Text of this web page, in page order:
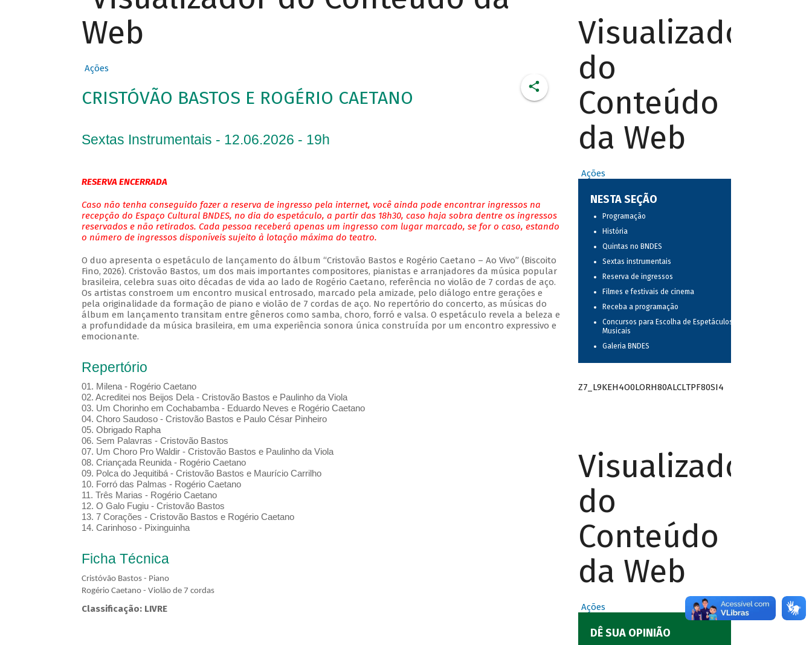
Web
Ações
CRISTÓVÃO BASTOS E ROGÉRIO CAETANO
Sextas Instrumentais - 12.06.2026 - 19h
RESERVA ENCERRADA
Caso não tenha conseguido fazer a reserva de ingresso pela internet, você ainda pode encontrar ingressos na
recepção do Espaço Cultural BNDES, no dia do espetáculo, a partir das 18h30, caso haja sobra dentre os ingressos
reservados e não retirados. Cada pessoa receberá apenas um ingresso com lugar marcado, se for o caso, estando
o número de ingressos disponíveis sujeito à lotação máxima do teatro.
O duo apresenta o espetáculo de lançamento do álbum “Cristovão Bastos e Rogério Caetano – Ao Vivo” (Biscoito
Fino, 2026). Cristovão Bastos, um dos mais importantes compositores, pianistas e arranjadores da música popular
brasileira, celebra suas oito décadas de vida ao lado de Rogério Caetano, referência no violão de 7 cordas de aço.
Os artistas constroem um encontro musical entrosado, marcado pela amizade, pelo diálogo entre gerações e
pela originalidade da formação de piano e violão de 7 cordas de aço. No repertório do concerto, as músicas do
álbum em lançamento transitam entre gêneros como samba, choro, forró e valsa. O espetáculo revela a beleza e
a profundidade da música brasileira, em uma experiência sonora única construída por um encontro expressivo e
emocionante.
Repertório
01. Milena - Rogério Caetano
02. Acreditei nos Beijos Dela - Cristovão Bastos e Paulinho da Viola
03. Um Chorinho em Cochabamba - Eduardo Neves e Rogério Caetano
04. Choro Saudoso - Cristovão Bastos e Paulo César Pinheiro
05. Obrigado Rapha
06. Sem Palavras - Cristovão Bastos
07. Um Choro Pro Waldir - Cristovão Bastos e Paulinho da Viola
08. Criançada Reunida - Rogério Caetano
09. Polca do Jequitibá - Cristovão Bastos e Maurício Carrilho
10. Forró das Palmas - Rogério Caetano
11. Três Marias - Rogério Caetano
12. O Galo Fugiu - Cristovão Bastos
13. 7 Corações - Cristovão Bastos e Rogério Caetano
14. Carinhoso - Pixinguinha
Ficha Técnica
Cristóvão Bastos - Piano
Rogério Caetano - Violão de 7 cordas
Classificação: LIVRE
Visualizador
do
Conteúdo
da Web
Ações
NESTA SEÇÃO
Programação
História
Quintas no BNDES
Sextas instrumentais
Reserva de ingressos
Filmes e festivais de cinema
Receba a programação
Concursos para Escolha de Espetáculos
Musicais
Galeria BNDES
Z7_L9KEH4O0LORH80ALCLTPF80SI4
Visualizador
do
Conteúdo
da Web
Ações
DÊ SUA OPINIÃO